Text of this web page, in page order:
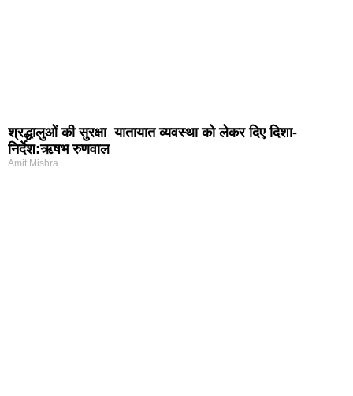
श्रद्धालुओं की सुरक्षा यातायात व्यवस्था को लेकर दिए दिशा-
निर्देश:ऋषभ रुणवाल
Amit Mishra